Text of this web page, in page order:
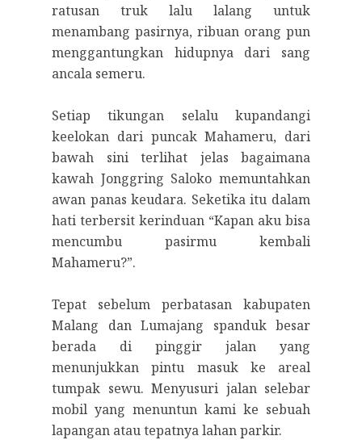
ratusan truk lalu lalang untuk
menambang pasirnya, ribuan orang pun
menggantungkan hidupnya dari sang
ancala semeru.
Setiap tikungan selalu kupandangi
keelokan dari puncak Mahameru, dari
bawah sini terlihat jelas bagaimana
kawah Jonggring Saloko memuntahkan
awan panas keudara. Seketika itu dalam
hati terbersit kerinduan “Kapan aku bisa
mencumbu pasirmu kembali
Mahameru?”.
Tepat sebelum perbatasan kabupaten
Malang dan Lumajang spanduk besar
berada di pinggir jalan yang
menunjukkan pintu masuk ke areal
tumpak sewu. Menyusuri jalan selebar
mobil yang menuntun kami ke sebuah
lapangan atau tepatnya lahan parkir.